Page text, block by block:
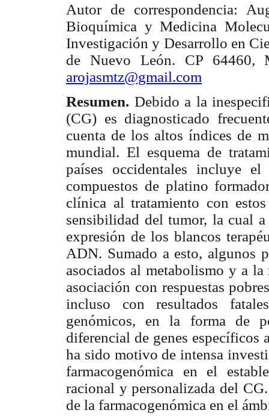
Autor de correspondencia:
Bioquímica y Medicina
Investigación y Desarrollo en
de Nuevo León. CP 64460,
arojasmtz@gmail.com
Resumen. Debido a la
(CG) es diagnosticado
cuenta de los altos índices de
mundial. El esquema de
países occidentales incluye
compuestos de platino
clínica al tratamiento con
sensibilidad del tumor, la cual
expresión de los blancos
ADN. Sumado a esto, algunos
asociados al metabolismo y a la
asociación con respuestas
incluso con resultados
genómicos, en la forma de
diferencial de genes específicos
ha sido motivo de intensa
farmacogenómica en el
racional y personalizada del
de la farmacogenómica en el